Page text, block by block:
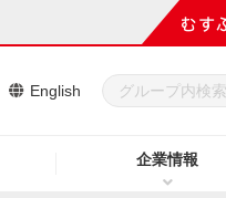
企業情報
English